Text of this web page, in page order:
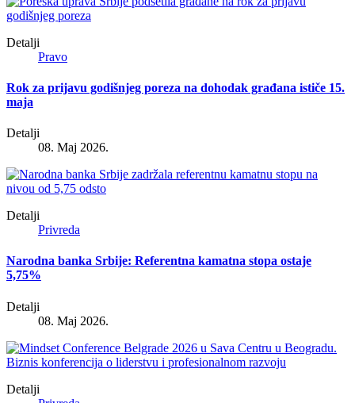
Detalji
Pravo
Rok za prijavu godišnjeg poreza na dohodak građana ističe 15.
maja
Detalji
08. Maj 2026.
Detalji
Privreda
Narodna banka Srbije: Referentna kamatna stopa ostaje
5,75%
Detalji
08. Maj 2026.
Detalji